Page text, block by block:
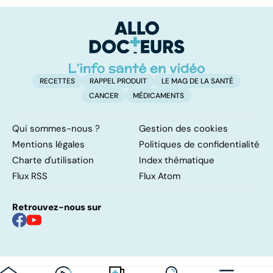
ventre plat
RECETTES RAPPEL PRODUIT
LE MAG DE LA SANTÉ
CANCER
MÉDICAMENTS
Qui sommes-nous ?
Gestion des cookies
Mentions légales
Politiques de confidentialité
Charte d'utilisation
Index thématique
Flux RSS
Flux Atom
Retrouvez-nous sur